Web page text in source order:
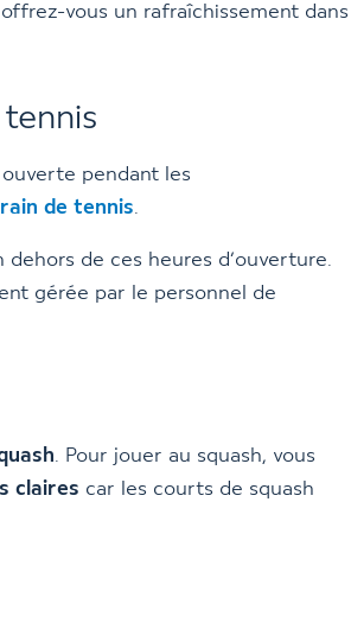
vous un rafraîchissement dans
pendant les
de tennis.
de ces heures d’ouverture.
gérée par le personnel de
. Pour jouer au squash, vous
claires car les courts de squash